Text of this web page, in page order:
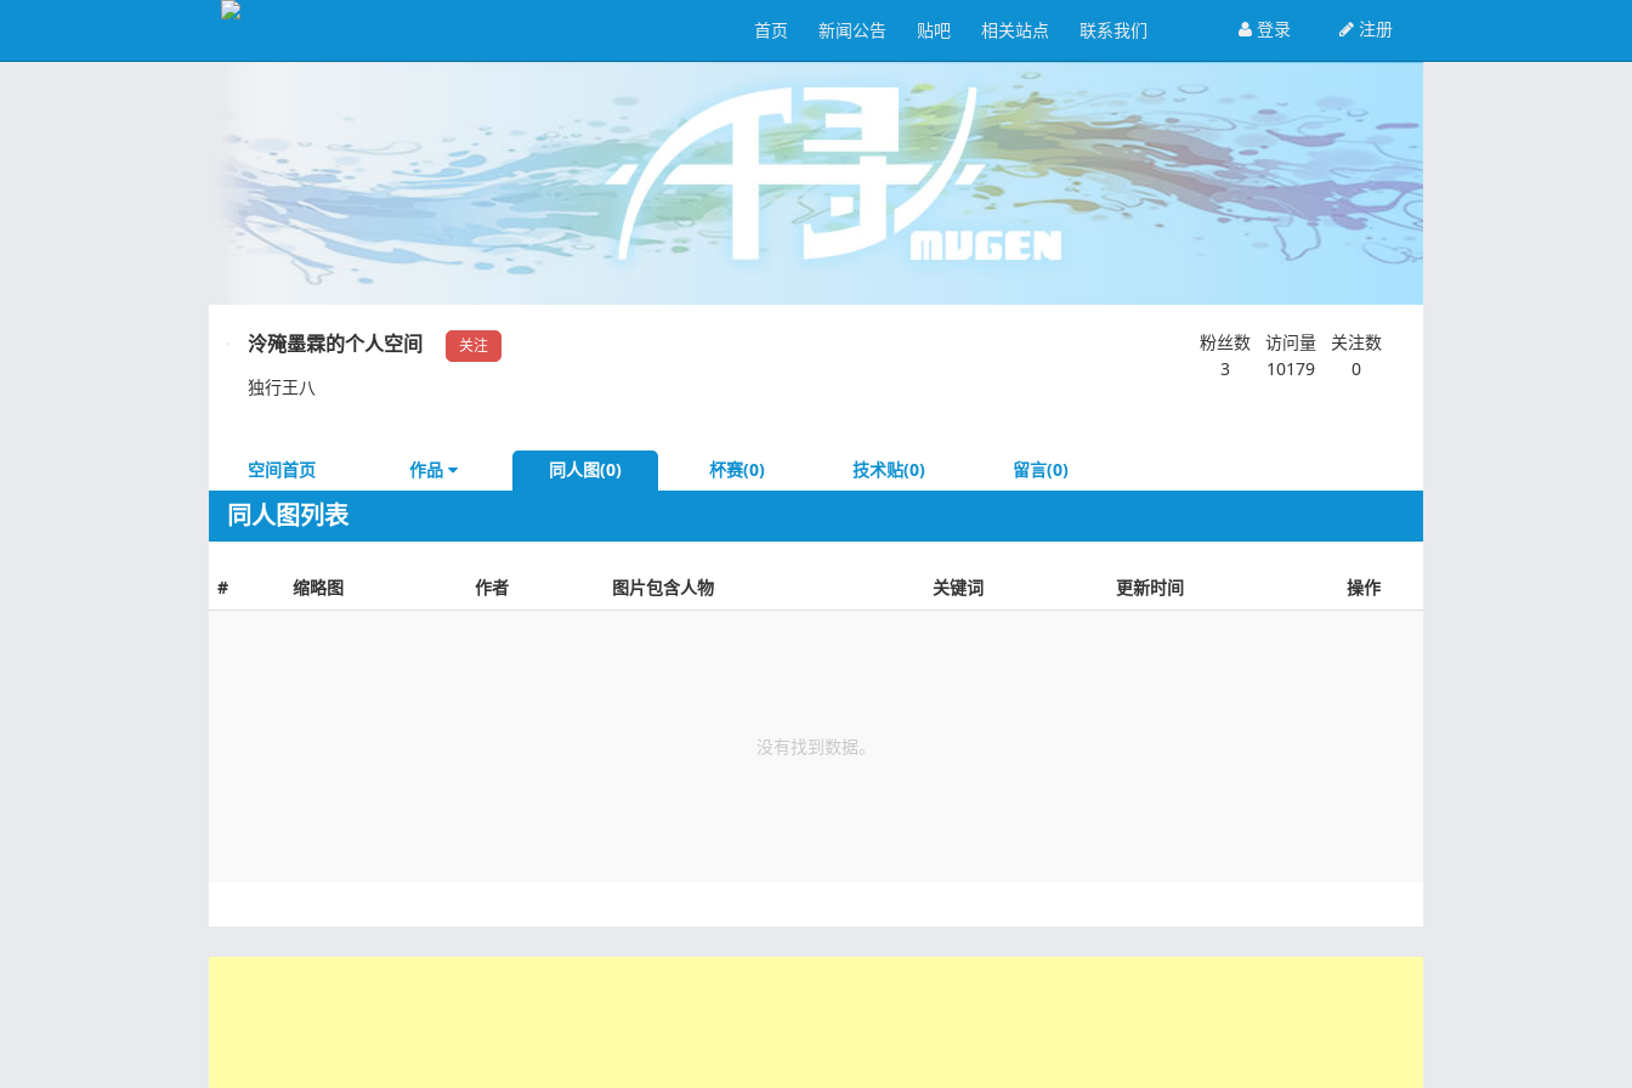
注册
登录
首页 新闻公告 贴吧 相关站点 联系我们
泠殗墨霖的个人空间 关注
独行王八
粉丝数
3
访问量
10179
关注数
0
空间首页 作品 同人图(0) 杯赛(0) 技术贴(0) 留言(0)
同人图列表
# 缩略图 作者 图片包含人物 关键词 更新时间 操作
没有找到数据。